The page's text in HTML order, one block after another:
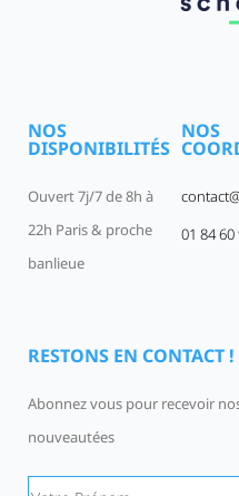
NOS
DISPONIBILITÉS
Ouvert 7j/7 de 8h à
22h Paris & proche
banlieue
NOS
01 84 60
RESTONS EN CONTACT !
Abonnez vous pour recevoir
nouveautées